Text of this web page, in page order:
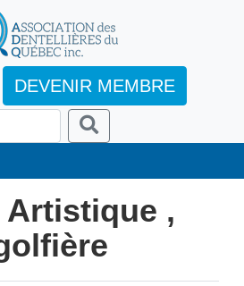
DEVENIR MEMBRE
,